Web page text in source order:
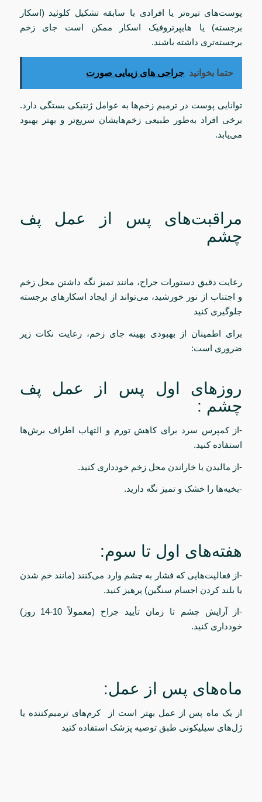
پوست‌های تیره‌تر یا افرادی با سابقه تشکیل کلوئید (اسکار
برجسته) یا هایپرتروفیک اسکار ممکن است جای زخم
برجسته‌تری داشته باشند.
حتما بخوانید جراحی های زیبایی صورت
توانایی پوست در ترمیم زخم‌ها به عوامل ژنتیکی بستگی دارد.
برخی افراد به‌طور طبیعی زخم‌هایشان سریع‌تر و بهتر بهبود
می‌یابد.
مراقبت‌های پس از عمل پف
چشم
رعایت دقیق دستورات جراح، مانند تمیز نگه داشتن محل زخم
و اجتناب از نور خورشید، می‌تواند از ایجاد اسکارهای برجسته
جلوگیری کنید
برای اطمینان از بهبودی بهینه جای زخم، رعایت نکات زیر
ضروری است:
روزهای اول پس از عمل پف
چشم :
-از کمپرس سرد برای کاهش تورم و التهاب اطراف برش‌ها
استفاده کنید.
-از مالیدن یا خاراندن محل زخم خودداری کنید.
-بخیه‌ها را خشک و تمیز نگه دارید.
هفته‌های اول تا سوم:
-از فعالیت‌هایی که فشار به چشم وارد می‌کنند (مانند خم شدن
یا بلند کردن اجسام سنگین) پرهیز کنید.
-از آرایش چشم تا زمان تأیید جراح (معمولاً 10-14 روز)
خودداری کنید.
ماه‌های پس از عمل:
از یک ماه پس از عمل بهتر است از کرم‌های ترمیم‌کننده یا
ژل‌های سیلیکونی طبق توصیه پزشک استفاده کنید